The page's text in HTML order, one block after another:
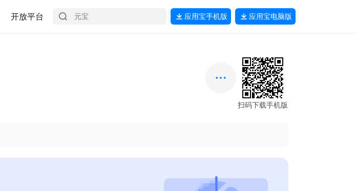
开放平台 应用宝手机版 应用宝电脑版
扫码下载手机版